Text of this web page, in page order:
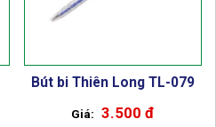
Bút bi Thiên Long TL-079
3.500 đ